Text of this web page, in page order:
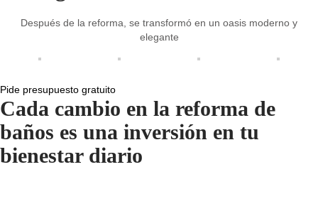
Después de la reforma, se transformó en un oasis moderno y
elegante
Pide presupuesto gratuito
Cada cambio en la reforma de
baños es una inversión en tu
bienestar diario